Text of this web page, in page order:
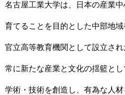
名古屋工業大学は、日本の産業中
育てることを目的とした中部地
官立高等教育機関として設立さ
常に新たな産業と文化の揺籃と
学術・技術を創造し、有為な人材